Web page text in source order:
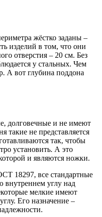
жёстко заданы –
изделий в том, что они
отверстия – 20 см. Без
у стальных. Чем
А вот глубина поддона
долговечные и не имеют
такие не представляется
так, чтобы
установить. А это
и являются ножки.
18297, все стандартные
внутреннем углу над
мелкие имеют
Его назначение –